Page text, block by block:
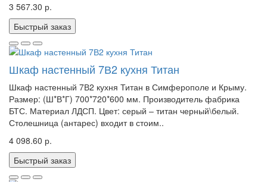
3 567.30 р.
Быстрый заказ
Шкаф настенный 7В2 кухня Титан
Шкаф настенный 7В2 кухня Титан в Симферополе и Крыму.
Размер: (Ш*В*Г) 700*720*600 мм. Производитель фабрика
БТС. Материал ЛДСП. Цвет: серый – титан черный\белый.
Столешница (антарес) входит в стоим..
4 098.60 р.
Быстрый заказ